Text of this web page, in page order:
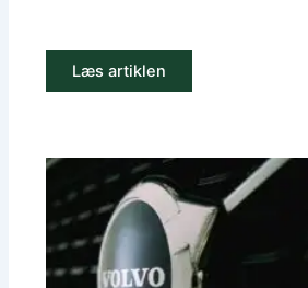
Læs artiklen